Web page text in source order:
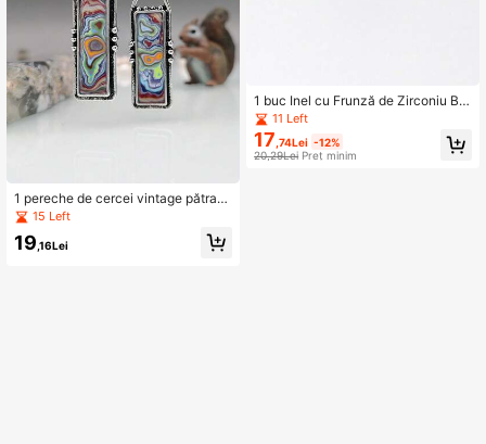
1 pereche de cercei vintage pătrați
cu textură de marmură colorată și i
mitație de marmură
15 Left
19 ,16Lei
1 buc Inel cu Frunză de Zirconiu Ble
umarin
11 Left
17 ,74Lei -12%
20,29Lei Preț minim